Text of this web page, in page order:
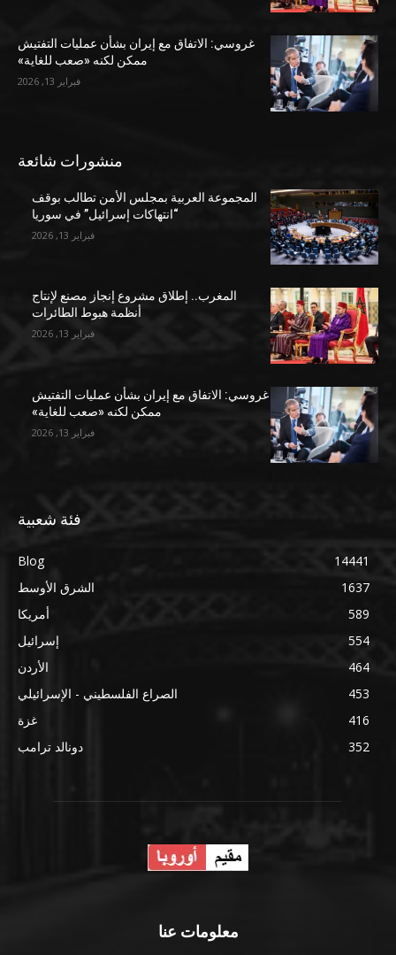
غروسي: الاتفاق مع إيران بشأن عمليات التفتيش
ممكن لكنه «صعب للغاية»
فبراير 13, 2026
منشورات شائعة
المجموعة العربية بمجلس الأمن تطالب بوقف
“انتهاكات إسرائيل” في سوريا
فبراير 13, 2026
المغرب.. إطلاق مشروع إنجاز مصنع لإنتاج
أنظمة هبوط الطائرات
فبراير 13, 2026
غروسي: الاتفاق مع إيران بشأن عمليات التفتيش
ممكن لكنه «صعب للغاية»
فبراير 13, 2026
فئة شعبية
Blog
14441
الشرق الأوسط
1637
أمريكا
589
إسرائيل
554
الأردن
464
الصراع الفلسطيني - الإسرائيلي
453
غزة
416
دونالد ترامب
352
معلومات عنا